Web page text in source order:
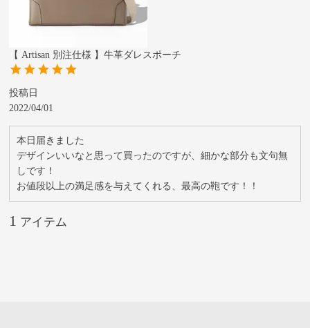
【 Artisan 別注仕様 】牛革ダレスポーチ
投稿日
2022/04/01
本日届きました
デザインいいなと思って買ったのですが、細かな部分も文句無
しです！
お値段以上の満足感を与えてくれる、最高の鞄です！！
1